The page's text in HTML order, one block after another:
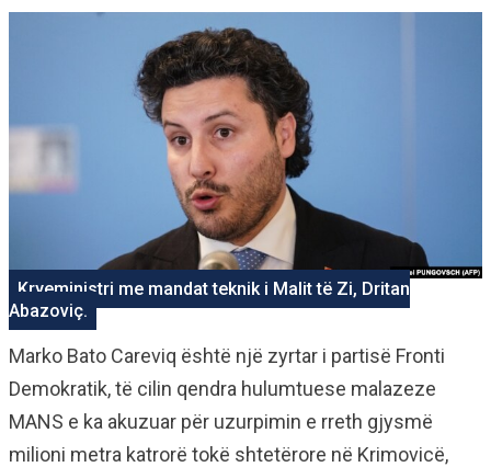
Kryeministri me mandat teknik i Malit të Zi, Dritan
Abazoviç.
Marko Bato Careviq është një zyrtar i partisë Fronti
Demokratik, të cilin qendra hulumtuese malazeze
MANS e ka akuzuar për uzurpimin e rreth gjysmë
milioni metra katrorë tokë shtetërore në Krimovicë,